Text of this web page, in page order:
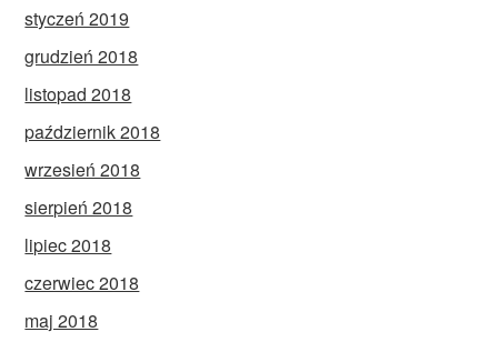
styczeń 2019
grudzień 2018
listopad 2018
październik 2018
wrzesień 2018
sierpień 2018
lipiec 2018
czerwiec 2018
maj 2018